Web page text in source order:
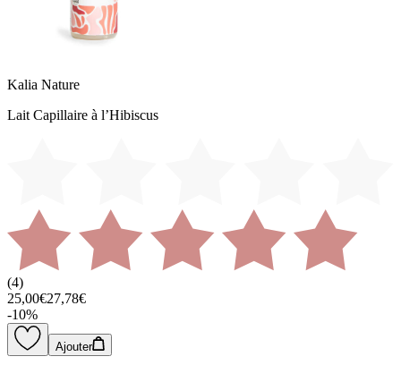
Kalia Nature
Lait Capillaire à l’Hibiscus
(4)
25,00€27,78€
-10%
Ajouter